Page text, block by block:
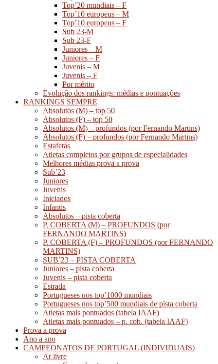
Top’20 mundiais – F
Top’10 europeus – M
Top’10 europeus – F
Sub 23-M
Sub 23-F
Juniores – M
Juniores – F
Juvenis – M
Juvenis – F
Por mérito
Evolução dos rankings: médias e pontuações
RANKINGS SEMPRE
Absolutos (M) – top 50
Absolutos (F) – top 50
Absolutos (M) – profundos (por Fernando Martins)
Absolutos (F) – profundos (por Fernando Martins)
Estafetas
Atletas completos por grupos de especialidades
Melhores médias prova a prova
Sub’23
Juniores
Juvenis
Iniciados
Infantis
Absolutos – pista coberta
P. COBERTA (M) – PROFUNDOS (por
FERNANDO MARTINS)
P. COBERTA (F) – PROFUNDOS (por FERNANDO
MARTINS)
SUB’23 – PISTA COBERTA
Juniores – pista coberta
Juvenis – pista coberta
Estrada
Portugueses nos top’1000 mundiais
Portugueses nos top’500 mundiais de pista coberta
Atletas mais pontuados (tabela IAAF)
Atletas mais pontuados – p. cob. (tabela IAAF)
Prova a prova
Ano a ano
CAMPEONATOS DE PORTUGAL (INDIVIDUAIS)
Ar livre